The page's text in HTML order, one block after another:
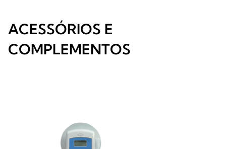
ACESSÓRIOS E
COMPLEMENTOS